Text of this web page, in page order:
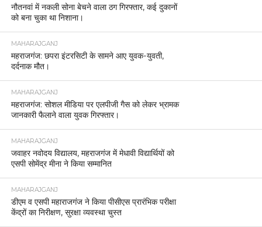
नौतनवां में नकली सोना बेचने वाला ठग गिरफ्तार, कई दुकानों
को बना चुका था निशाना।
MAHARAJGANJ
महराजगंज: छपरा इंटरसिटी के सामने आए युवक-युवती,
दर्दनाक मौत।
MAHARAJGANJ
महराजगंज: सोशल मीडिया पर एलपीजी गैस को लेकर भ्रामक
जानकारी फैलाने वाला युवक गिरफ्तार।
MAHARAJGANJ
जवाहर नवोदय विद्यालय, महराजगंज में मेधावी विद्यार्थियों को
एसपी सोमेंद्र मीना ने किया सम्मानित
MAHARAJGANJ
डीएम व एसपी महाराजगंज ने किया पीसीएस प्रारंभिक परीक्षा
केंद्रों का निरीक्षण, सुरक्षा व्यवस्था चुस्त